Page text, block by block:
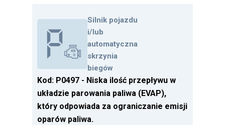
Silnik pojazdu
i/lub
automatyczna
skrzynia
biegów
Kod: P0497 - Niska ilość przepływu w
układzie parowania paliwa (EVAP),
który odpowiada za ograniczanie emisji
oparów paliwa.